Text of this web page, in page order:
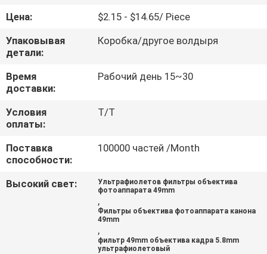
СВЯЖИТЕСЬ
МЫ
СПРОСИТЕ
ЦИТАТУ
КАРТА
САЙТА
PRIVACY
Цена:
$2.15 - $14.65/ Piece
Упаковывая
детали:
Коробка/другое волдыря
Время
доставки:
Рабочий день 15~30
Условия
оплаты:
Т/Т
Поставка
способности:
100000 частей /Month
Высокий свет:
Ультрафиолетов фильтры объектива
фотоаппарата 49mm
,
Фильтры объектива фотоаппарата канона
49mm
,
фильтр 49mm объектива кадра 5.8mm
ультрафиолетовый